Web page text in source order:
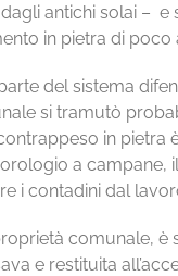
antichi solai –
in pietra di
del sistema
si tramutò
in
a campane,
i contadini dal
comunale,
e restituita